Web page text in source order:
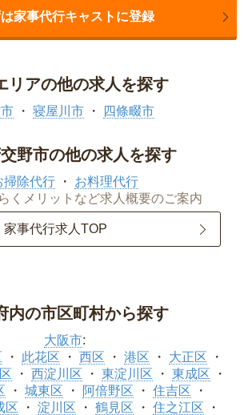
は家事代行キャストに登録
リアの他の求人を探す
寝屋川市 四條畷市
野市の他の求人を探す
掃除代行
お料理代行
くメリットなど求人概要のご案内
家事代行求人TOP
内の市区町村から探す
大阪市:
此花区 西区 港区
大正区
西淀川区 東淀川区
東成区
城東区 阿倍野区
住吉区
区 淀川区 鶴見区
住之江区